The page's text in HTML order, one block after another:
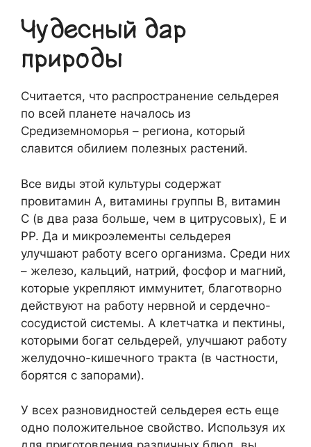
Чудесный дар
природы
Считается, что распространение сельдерея
по всей планете началось из
Средиземноморья – региона, который
славится обилием полезных растений.
Все виды этой культуры содержат
провитамин А, витамины группы В, витамин
С (в два раза больше, чем в цитрусовых), Е и
РР. Да и микроэлементы сельдерея
улучшают работу всего организма. Среди них
– железо, кальций, натрий, фосфор и магний,
которые укрепляют иммунитет, благотворно
действуют на работу нервной и сердечно-
сосудистой системы. А клетчатка и пектины,
которыми богат сельдерей, улучшают работу
желудочно-кишечного тракта (в частности,
борятся с запорами).
У всех разновидностей сельдерея есть еще
одно положительное свойство. Используя их